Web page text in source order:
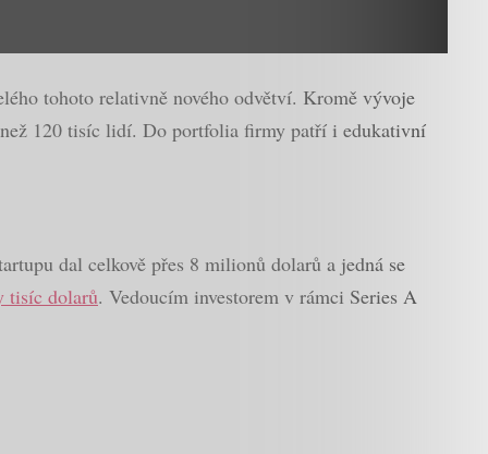
tohoto relativně nového odvětví. Kromě vývoje
120 tisíc lidí. Do portfolia firmy patří i edukativní
dal celkově přes 8 milionů dolarů a jedná se
tisíc dolarů. Vedoucím investorem v rámci Series A